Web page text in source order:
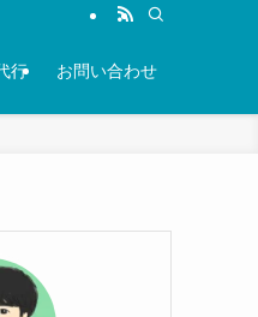
行 お問い合わせ